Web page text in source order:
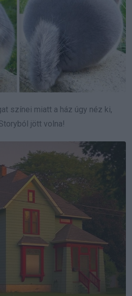
színei miatt a ház úgy néz ki,
jött volna!